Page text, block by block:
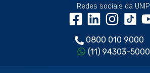
Redes sociais da UNIP
0800 010 9000
(11) 94303-5000